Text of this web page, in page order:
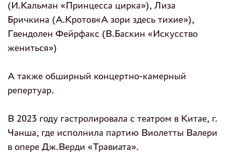
(И.Кальман «Принцесса цирка»), Лиза
Бричкина (А.Кротов«А зори здесь тихие»),
Гвендолен Фейрфакс (В.Баскин «Искусство
жениться»)
А также обширный концертно-камерный
репертуар.
В 2023 году гастролировала с театром в Китае, г.
Чанша, где исполнила партию Виолетты Валери
в опере Дж.Верди «Травиата».